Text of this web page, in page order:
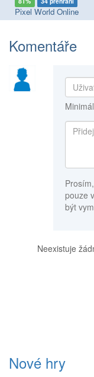
Meccha Hunt
Komentáře
pouze
být
Neexistuje
Nové hry